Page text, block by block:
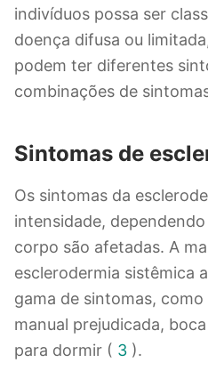
indivíduos possa ser
doença difusa ou
podem ter diferentes
combinações de
Sintomas de
Os sintomas da
intensidade,
corpo são afetadas. A
esclerodermia sistêmica
gama de sintomas,
manual prejudicada,
para dormir ( 3 ).